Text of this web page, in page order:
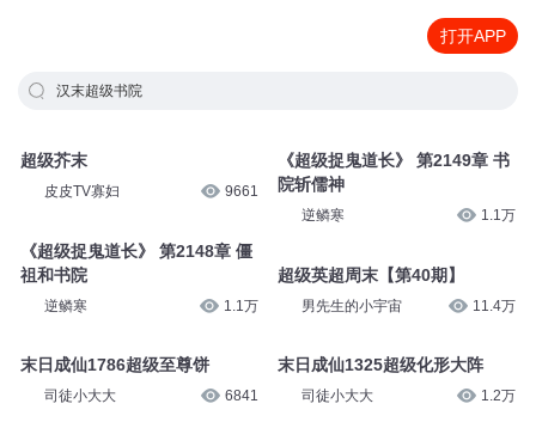
打开APP
汉末超级书院
超级芥末
皮皮TV寡妇 9661
《超级捉鬼道长》 第2148章 僵
祖和书院
逆鳞寒 1.1万
末日成仙1786超级至尊饼
司徒小大大 6841
《超级捉鬼道长》 第2149章 书
院斩儒神
逆鳞寒 1.1万
超级英超周末【第40期】
男先生的小宇宙 11.4万
末日成仙1325超级化形大阵
司徒小大大 1.2万